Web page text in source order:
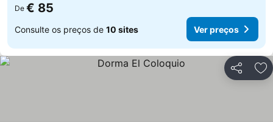
De € 85
Consulte os preços de 10 sites Ver preços
Partilhar